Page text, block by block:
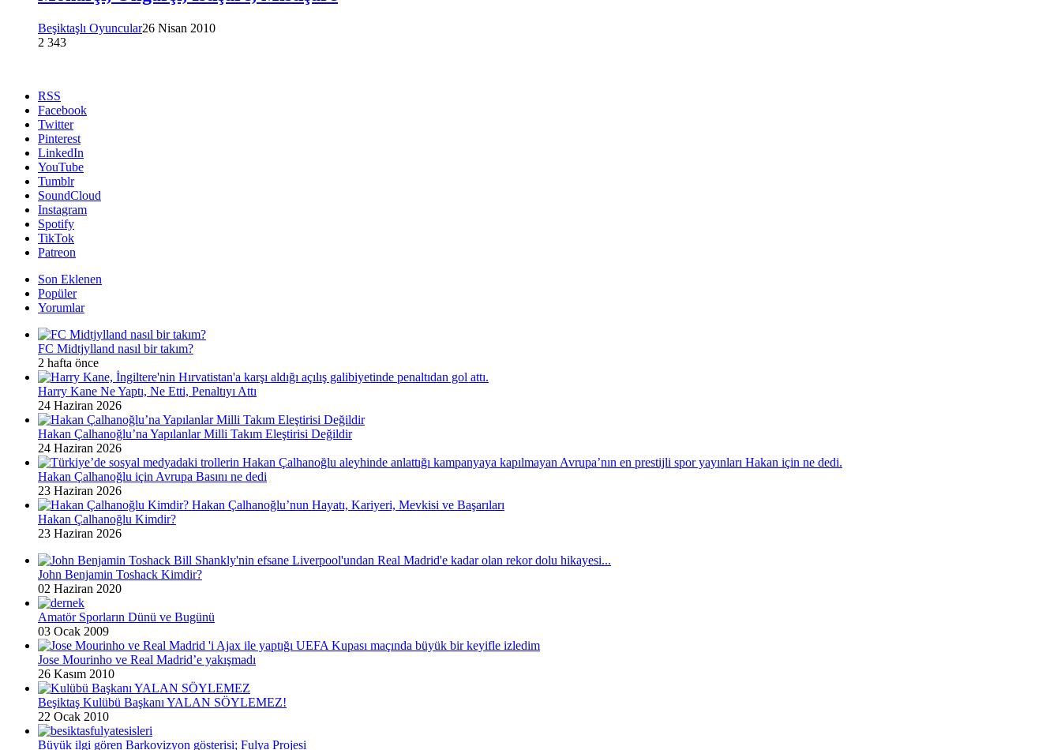
Beşiktaşlı Oyuncular26 Nisan 2010
2 343
RSS
Facebook
Twitter
Pinterest
LinkedIn
YouTube
Tumblr
SoundCloud
Instagram
Spotify
TikTok
Patreon
Son Eklenen
Popüler
Yorumlar
FC Midtjylland nasıl bir takım?
2 hafta önce
Harry Kane Ne Yaptı, Ne Etti, Penaltıyı Attı
24 Haziran 2026
Hakan Çalhanoğlu’na Yapılanlar Milli Takım Eleştirisi Değildir
24 Haziran 2026
Hakan Çalhanoğlu için Avrupa Basını ne dedi
23 Haziran 2026
Hakan Çalhanoğlu Kimdir?
23 Haziran 2026
John Benjamin Toshack Kimdir?
02 Haziran 2020
Amatör Sporların Dünü ve Bugünü
03 Ocak 2009
Jose Mourinho ve Real Madrid’e yakışmadı
26 Kasım 2010
Beşiktaş Kulübü Başkanı YALAN SÖYLEMEZ!
22 Ocak 2010
Büyük ilgi gören Barkovizyon gösterisi; Fulya Projesi